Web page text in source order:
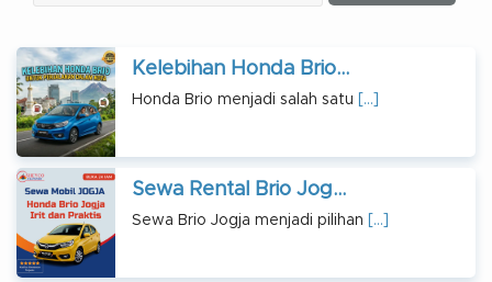
Kelebihan Honda Brio...
Honda Brio menjadi salah satu […]
Sewa Rental Brio Jog...
Sewa Brio Jogja menjadi pilihan […]